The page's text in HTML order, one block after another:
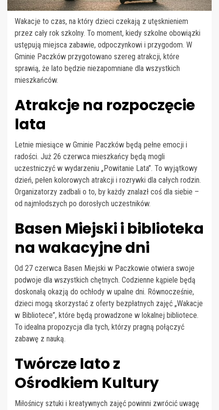
Wakacje to czas, na który dzieci czekają z utęsknieniem
przez cały rok szkolny. To moment, kiedy szkolne obowiązki
ustępują miejsca zabawie, odpoczynkowi i przygodom. W
Gminie Paczków przygotowano szereg atrakcji, które
sprawią, że lato będzie niezapomniane dla wszystkich
mieszkańców.
Atrakcje na rozpoczęcie
lata
Letnie miesiące w Gminie Paczków będą pełne emocji i
radości. Już 26 czerwca mieszkańcy będą mogli
uczestniczyć w wydarzeniu „Powitanie Lata”. To wyjątkowy
dzień, pełen kolorowych atrakcji i rozrywki dla całych rodzin.
Organizatorzy zadbali o to, by każdy znalazł coś dla siebie –
od najmłodszych po dorosłych uczestników.
Basen Miejski i biblioteka
na wakacyjne dni
Od 27 czerwca Basen Miejski w Paczkowie otwiera swoje
podwoje dla wszystkich chętnych. Codzienne kąpiele będą
doskonałą okazją do ochłody w upalne dni. Równocześnie,
dzieci mogą skorzystać z oferty bezpłatnych zajęć „Wakacje
w Bibliotece”, które będą prowadzone w lokalnej bibliotece.
To idealna propozycja dla tych, którzy pragną połączyć
zabawę z nauką.
Twórcze lato z
Ośrodkiem Kultury
Miłośnicy sztuki i kreatywnych zajęć powinni zwrócić uwagę